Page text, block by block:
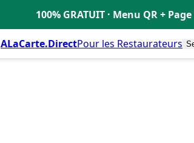
100% GRATUIT · Menu QR +
ALaCarte.DirectPour les Restaurateurs